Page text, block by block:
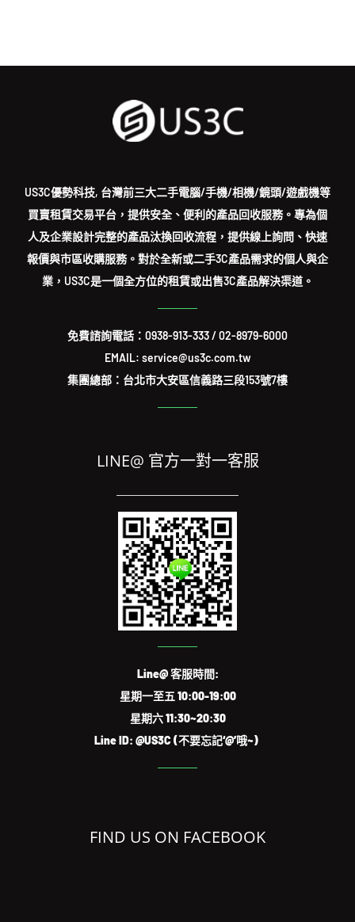
US3C優勢科技, 台灣前三大二手電腦/手機/相機/鏡頭/遊戲機等
買賣租賃交易平台，提供安全、便利的產品回收服務。專為個
人及企業設計完整的產品汰換回收流程，提供線上詢問、快速
報價與市區收購服務。對於全新或二手3C產品需求的個人與企
業，US3C是一個全方位的租賃或出售3C產品解決渠道。
免費諮詢電話： 0938-913-333/02-8979-6000
EMAIL: service@us3c.com.tw
集團總部：台北市大安區信義路三段153號7樓
LINE@ 官方一對一客服
Line@ 客服時間:
星期一至五 10:00-19:00
星期六 11:30~20:30
Line ID: @US3C (不要忘記‘@’哦~)
FIND US ON FACEBOOK